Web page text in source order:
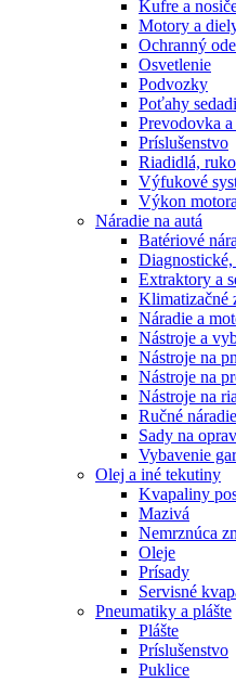
Kufre a
Motory a
Ochranný
Osvetlenie
Podvozky
Poťahy
Prevodovka
Príslušenstvo
Riadidlá,
Výfukové
Výkon motora
Náradie na autá
Batériové
Diagnostické,
Extraktory a
Klimatizačné
Náradie a
Nástroje a
Nástroje na
Nástroje na
Nástroje na
Ručné náradie
Sady na
Vybavenie
Olej a iné tekutiny
Kvapaliny
Mazivá
Nemrznúca
Oleje
Prísady
Servisné
Pneumatiky a plášte
Plášte
Príslušenstvo
Puklice